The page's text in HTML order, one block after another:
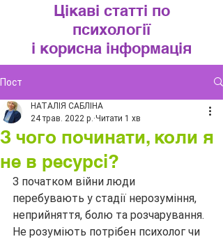
Цікаві статті по
психології
і корисна інформація
Пост
З чого починати, коли я
не в ресурсі?
НАТАЛІЯ САБЛІНА
24 трав. 2022 р. Читати 1 хв
З початком війни люди
перебувають у стадії нерозуміння,
неприйняття, болю та розчарування.
Не розуміють потрібен психолог чи